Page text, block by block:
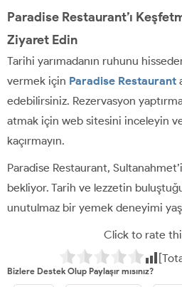
Paradise Restaurant’ı
Ziyaret Edin
Tarihi yarımadanın ruhunu
vermek için Paradise Restaurant
edebilirsiniz. Rezervasyon
atmak için web sitesini inceleyin
kaçırmayın.
Paradise Restaurant,
bekliyor. Tarih ve lezzetin
unutulmaz bir yemek deneyimi
Click to rate
Bizlere Destek Olup Paylaşır mısınız?